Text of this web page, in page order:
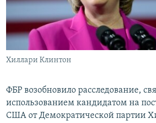
ПОБЕДИТЕЛЕЙ НЕ СУДЯТ?
КРЫМ.НЕПОКОРЕННЫЙ
УКРАИНСКАЯ ПРОБЛЕМА КРЫМА
ПРИСОЕДИНЯЙТЕСЬ!
Хиллари Клинтон
ФБР возобновило расследование,
использованием кандидатом на
США от Демократической партии